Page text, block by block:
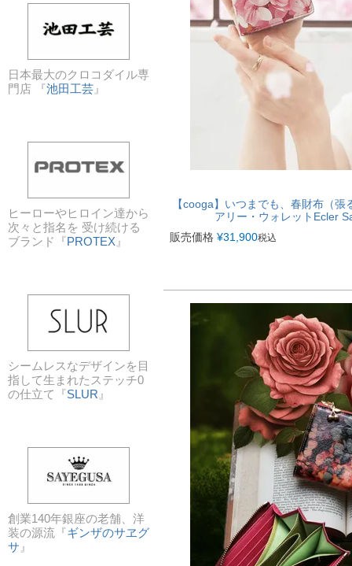
日本最大のクロコダイル専
門店 『池田工芸 』
ヒーローやヒロイン達から
次々と指名を 受け続ける
ブランド『PROTEX 』
シームレスなデザインを目
指して生まれたステッチ0
の仕立て『SLUR 』
創業140年銀座の老舗、洋
装の源流『ギンザのサヱグ
サ 』
【cooga】いつまでも、春財布（
アリー・ウォレットEcler
販売価格 ¥31,900税込